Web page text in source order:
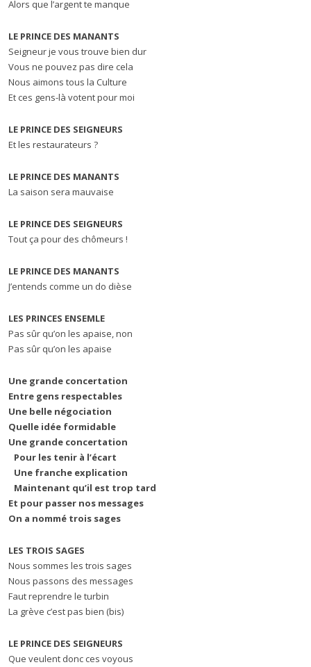
Alors que l’argent te manque
LE PRINCE DES MANANTS
Seigneur je vous trouve bien dur
Vous ne pouvez pas dire cela
Nous aimons tous la Culture
Et ces gens-là votent pour moi
LE PRINCE DES SEIGNEURS
Et les restaurateurs ?
LE PRINCE DES MANANTS
La saison sera mauvaise
LE PRINCE DES SEIGNEURS
Tout ça pour des chômeurs !
LE PRINCE DES MANANTS
J’entends comme un do dièse
LES PRINCES ENSEMLE
Pas sûr qu’on les apaise, non
Pas sûr qu’on les apaise
Une grande concertation
Entre gens respectables
Une belle négociation
Quelle idée formidable
Une grande concertation
Pour les tenir à l’écart
Une franche explication
Maintenant qu’il est trop tard
Et pour passer nos messages
On a nommé trois sages
LES TROIS SAGES
Nous sommes les trois sages
Nous passons des messages
Faut reprendre le turbin
La grève c’est pas bien (bis)
LE PRINCE DES SEIGNEURS
Que veulent donc ces voyous